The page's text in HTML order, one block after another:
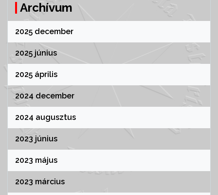
Archívum
2025 december
2025 június
2025 április
2024 december
2024 augusztus
2023 június
2023 május
2023 március